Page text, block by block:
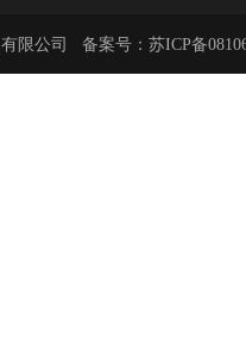
限公司 备案号： 苏ICP备